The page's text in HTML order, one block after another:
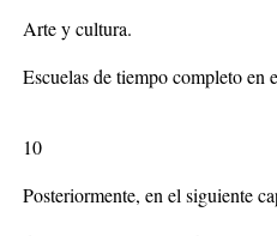
Arte y cultura.
Escuelas de tiempo completo en
10
Posteriormente, en el siguiente